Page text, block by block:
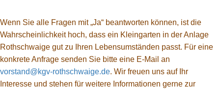
Wenn Sie alle Fragen mit „Ja“ beantworten können, ist die
Wahrscheinlichkeit hoch, dass ein Kleingarten in der Anlage
Rothschwaige gut zu Ihren Lebensumständen passt. Für eine
konkrete Anfrage senden Sie bitte eine E-Mail an
vorstand@kgv-rothschwaige.de. Wir freuen uns auf Ihr
Interesse und stehen für weitere Informationen gerne zur